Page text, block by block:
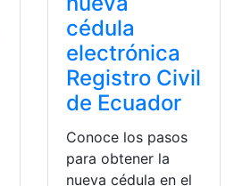
cédula
electrónica
Registro Civil
de Ecuador
Conoce los pasos
para obtener la
nueva cédula en el